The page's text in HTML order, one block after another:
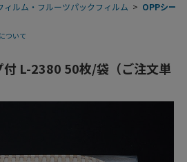
ィルム・フルーツパックフィルム > OPPシー
ついて
L-2380 50枚/袋（ご注文単